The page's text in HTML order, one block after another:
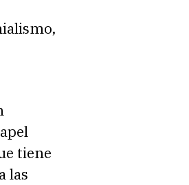
tiene
las